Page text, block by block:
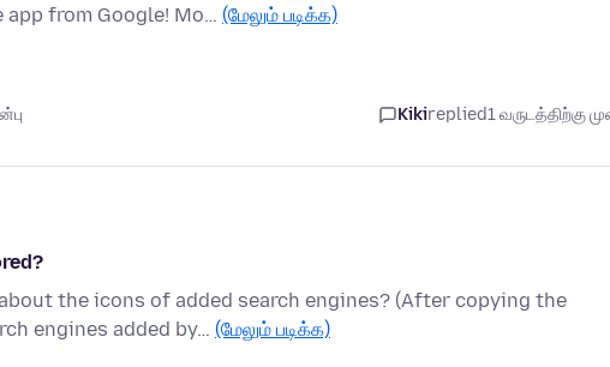
from Google! Mo… (மேலும் படிக்க)
Kikireplied1 வருடத்திற்கு
the icons of added search engines? (After copying the
engines added by… (மேலும் படிக்க)